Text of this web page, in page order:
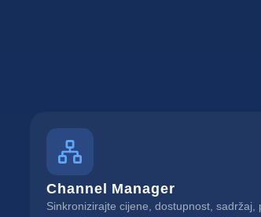
Channel Manager
Sinkronizirajte cijene, dostupnost, sadržaj,